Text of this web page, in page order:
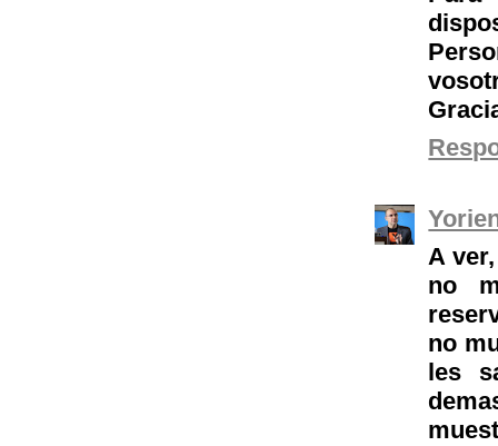
A
no
no
les